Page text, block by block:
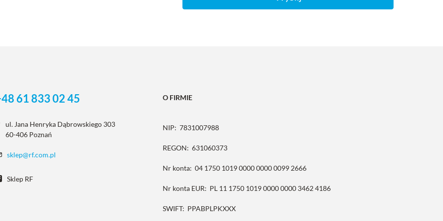
61 833 02 45
ul. Jana Henryka Dąbrowskiego 303
60-406 Poznań
sklep@rf.com.pl
Sklep RF
O FIRMIE
NIP: 7831007988
REGON: 631060373
Nr konta: 04 1750 1019 0000 0000 0099 2666
Nr konta EUR: PL 11 1750 1019 0000 0000 3462 4186
SWIFT: PPABPLPKXXX